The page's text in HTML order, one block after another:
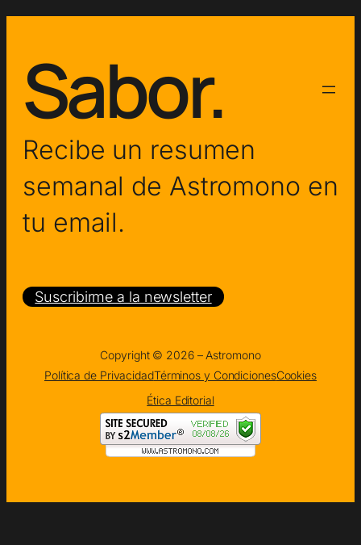
Sabor.
Recibe un resumen
semanal de Astromono en
tu email.
Suscribirme a la newsletter
Copyright © 2026 – Astromono
Política de PrivacidadTérminos y CondicionesCookies
Ética Editorial